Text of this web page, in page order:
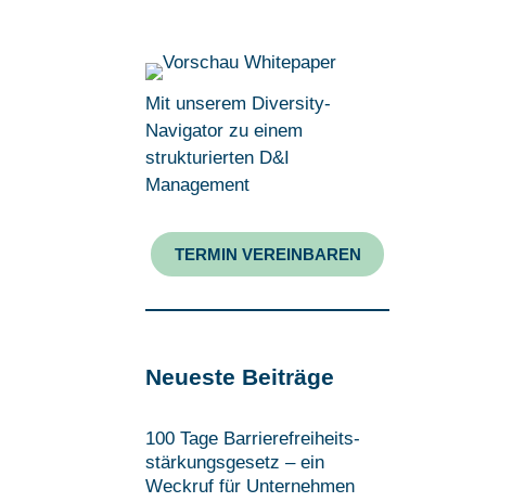
Mit unserem Diversity-
Navigator zu einem
strukturierten D&I
Management
TERMIN VEREINBAREN
Neueste Beiträge
100 Tage Barrierefreiheits­
stärkungsgesetz – ein
Weckruf für Unternehmen